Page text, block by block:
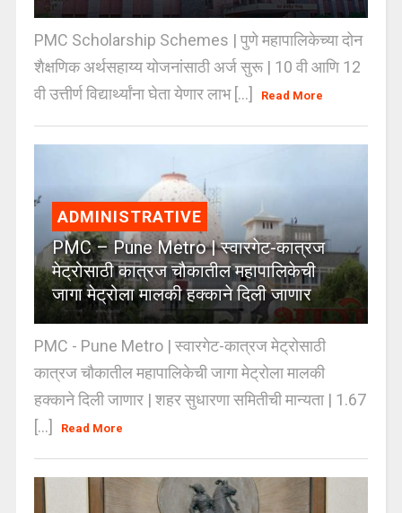
PMC Scholarship Schemes | पुणे महापालिकेच्या दोन
शैक्षणिक अर्थसहाय्य योजनांसाठी अर्ज सुरू | 10 वी आणि 12
वी उत्तीर्ण विद्यार्थ्यांना घेता येणार लाभ [...]
Read More
ADMINISTRATIVE
PMC – Pune Metro | स्वारगेट-कात्रज
मेट्रोसाठी कात्रज चौकातील महापालिकेची
जागा मेट्रोला मालकी हक्काने दिली जाणार
PMC - Pune Metro | स्वारगेट-कात्रज मेट्रोसाठी
कात्रज चौकातील महापालिकेची जागा मेट्रोला मालकी
हक्काने दिली जाणार | शहर सुधारणा समितीची मान्यता | 1.67
[...]
Read More